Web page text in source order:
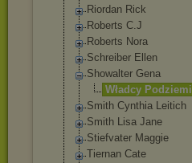
Riordan Rick
Roberts C.J
Roberts Nora
Schreiber Ellen
Showalter Gena
Władcy Podziemi
Smith Cynthia Leitich
Smith Lisa Jane
Stiefvater Maggie
Tiernan Cate